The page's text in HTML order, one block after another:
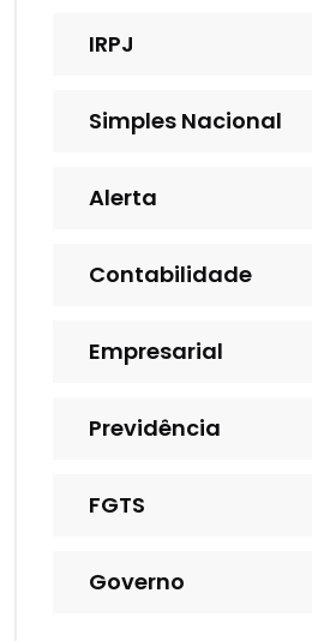
IRPJ
Simples Nacional
Alerta
Contabilidade
Empresarial
Previdência
FGTS
Governo